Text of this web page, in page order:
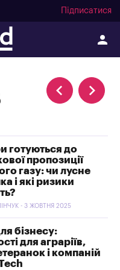
Підписатися
готуються до
пропозиції
газу: чи лусне
і які ризики
- 3 ЖОВТНЯ 2025
бізнесу:
для аграріїв,
і компаній